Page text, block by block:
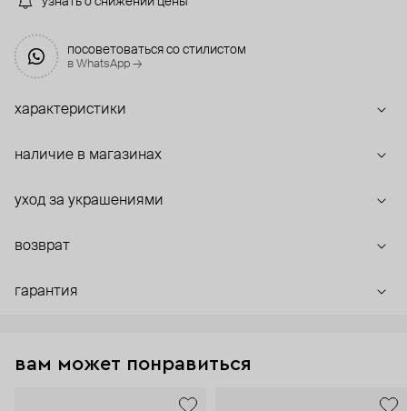
посоветоваться со стилистом
в WhatsApp →
характеристики
наличие в магазинах
уход за украшениями
возврат
гарантия
вам может понравиться